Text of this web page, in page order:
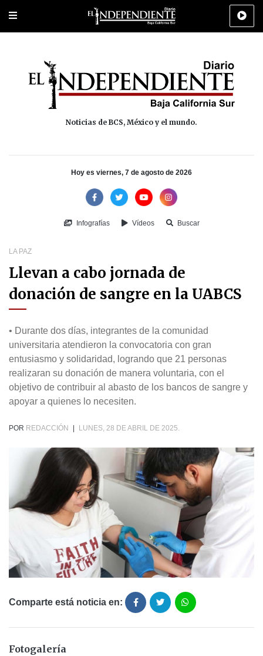
Portada Los Cabos Policiaca Deportes Cultura
Noticias de BCS, México y el mundo.
Hoy es viernes, 7 de agosto de 2026
Infografías Vídeos Buscar
LA PAZ
Llevan a cabo jornada de
donación de sangre en la UABCS
• Durante dos días, integrantes de la comunidad
universitaria atendieron la convocatoria con gran
entusiasmo y solidaridad, logrando que 21 personas
realizaran su donación de manera voluntaria, con el
objetivo de contribuir al abasto de los bancos de sangre y
apoyar a quienes lo necesiten.
POR REDACCIÓN LUNES, 28 DE ABRIL DE 2025.
Comparte está noticia en:
Fotogalería